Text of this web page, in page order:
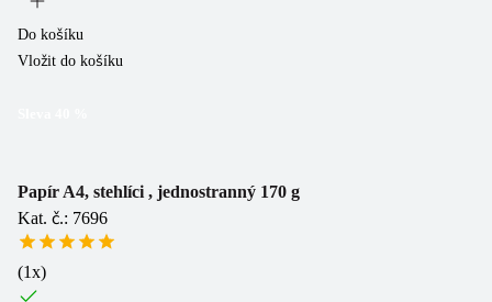
Do košíku
Vložit do košíku
Papír A4, stehlíci , jednostranný 170 g
Kat. č.: 7696
(1x)